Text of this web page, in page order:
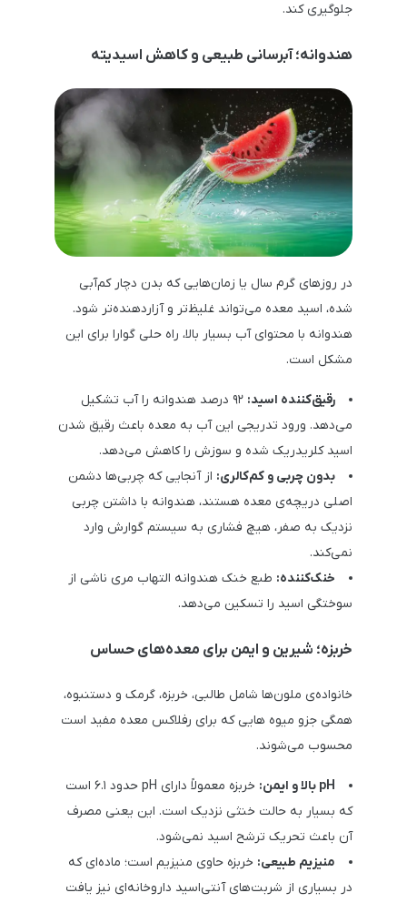
جلوگیری کند.
هندوانه؛ آبرسانی طبیعی و کاهش اسیدیته
در روزهای گرم سال یا زمان‌هایی که بدن دچار کم‌آبی
شده، اسید معده می‌تواند غلیظ‌تر و آزاردهنده‌تر شود.
هندوانه با محتوای آب بسیار بالا، راه حلی گوارا برای این
مشکل است.
رقیق‌کننده اسید:
۹۲ درصد هندوانه را آب تشکیل
می‌دهد. ورود تدریجی این آب به معده باعث رقیق شدن
اسید کلریدریک شده و سوزش را کاهش می‌دهد.
بدون چربی و کم‌کالری: از آنجایی که چربی‌ها دشمن
اصلی دریچه‌ی معده هستند، هندوانه با داشتن چربی
نزدیک به صفر، هیچ فشاری به سیستم گوارش وارد
نمی‌کند.
خنک‌کننده: طبع خنک هندوانه التهاب مری ناشی از
سوختگی اسید را تسکین می‌دهد.
خربزه؛ شیرین و ایمن برای معده‌های حساس
خانواده‌ی ملون‌ها شامل طالبی، خربزه، گرمک و دستنبوه،
همگی جزو میوه هایی که برای رفلاکس معده مفید است
محسوب می‌شوند.
pH بالا و ایمن:
خربزه معمولاً دارای pH حدود ۶.۱ است
که بسیار به حالت خنثی نزدیک است. این یعنی مصرف
آن باعث تحریک ترشح اسید نمی‌شود.
منیزیم طبیعی: خربزه حاوی منیزیم است؛ ماده‌ای که
در بسیاری از شربت‌های آنتی‌اسید داروخانه‌ای نیز یافت